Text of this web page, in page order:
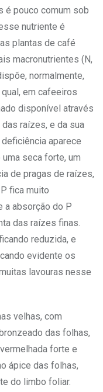
é pouco comum sob
nutriente é
plantas de café
macronutrientes (N,
normalmente,
em cafeeiros
disponível através
raízes, e da sua
aparece
seca forte, um
de pragas de raízes,
fica muito
a absorção do P
das raízes finas.
reduzida, e
evidente os
lavouras nesse
velhas, com
das folhas,
forte e
ápice das folhas,
do limbo foliar.